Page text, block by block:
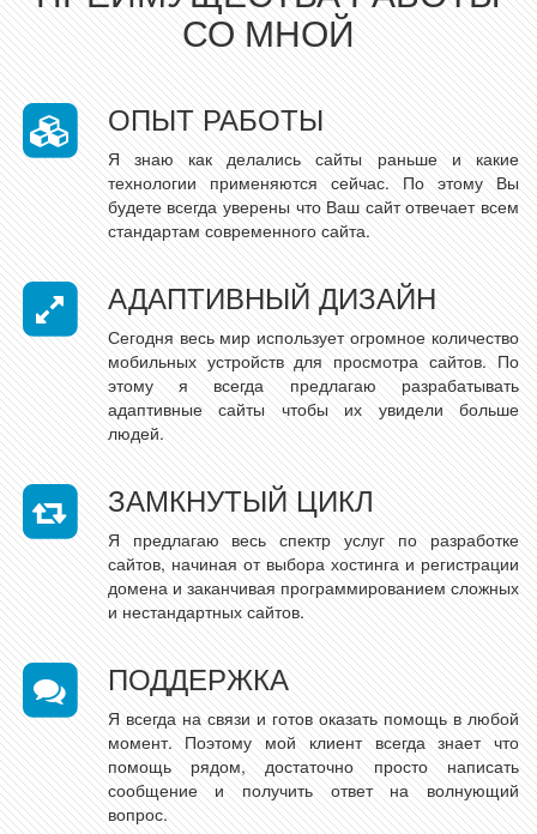
СО МНОЙ
ОПЫТ РАБОТЫ
Я знаю как делались сайты раньше и какие
технологии применяются сейчас. По этому Вы
будете всегда уверены что Ваш сайт отвечает всем
стандартам современного сайта.
АДАПТИВНЫЙ ДИЗАЙН
Сегодня весь мир использует огромное количество
мобильных устройств для просмотра сайтов. По
этому я всегда предлагаю разрабатывать
адаптивные сайты чтобы их увидели больше
людей.
ЗАМКНУТЫЙ ЦИКЛ
Я предлагаю весь спектр услуг по разработке
сайтов, начиная от выбора хостинга и регистрации
домена и заканчивая программированием сложных
и нестандартных сайтов.
ПОДДЕРЖКА
Я всегда на связи и готов оказать помощь в любой
момент. Поэтому мой клиент всегда знает что
помощь рядом, достаточно просто написать
сообщение и получить ответ на волнующий
вопрос.